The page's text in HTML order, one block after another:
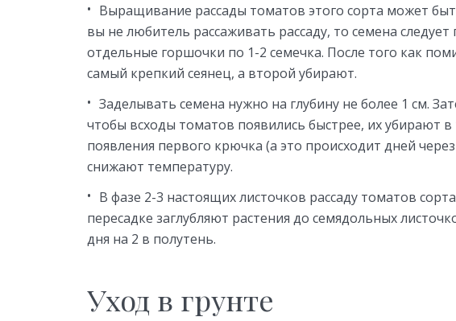
Выращивание рассады томатов этого сорта может
вы не любитель рассаживать рассаду, то семена
отдельные горшочки по 1-2 семечка. После того как
самый крепкий сеянец, а второй убирают.
Заделывать семена нужно на глубину не более 1 см.
чтобы всходы томатов появились быстрее, их убирают в
появления первого крючка (а это происходит дней
снижают температуру.
В фазе 2-3 настоящих листочков рассаду томатов
пересадке заглубляют растения до семядольных
дня на 2 в полутень.
Уход в грунте